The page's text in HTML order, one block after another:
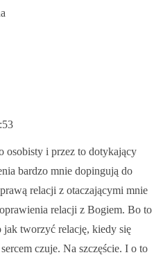
osobisty i przez to dotykający
bardzo mnie dopingują do
relacji z otaczającymi mnie
relacji z Bogiem. Bo to
jak tworzyć relację, kiedy się
czuje. Na szczęście. I o to